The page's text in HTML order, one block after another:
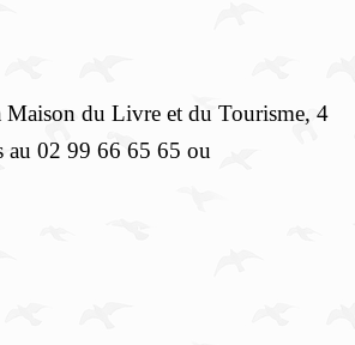
Maison du Livre et du Tourisme, 4
au 02 99 66 65 65 ou